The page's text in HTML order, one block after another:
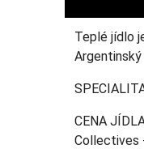
Teplé jídlo
Argentinský
CENA
Collectives